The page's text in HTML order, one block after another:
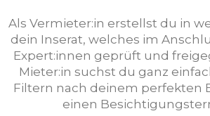
Als Vermieter:in erstellst du in
dein Inserat, welches im
Expert:innen geprüft und
Mieter:in suchst du ganz
Filtern nach deinem perfekten
einen